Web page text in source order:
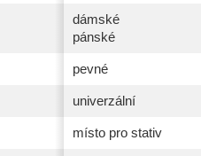
dámské
pánské
pevné
univerzální
místo pro stativ